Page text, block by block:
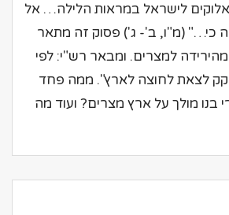
לישראל במראות הלילה… אל
כי…" (מ"ו, ב'- ג') פסוק זה מתאר
למצרים. ומבאר רש"י: לפי
לצאת לחוצה לארץ". ממה פחד
בנו מולך על ארץ מצרים? ועוד מה